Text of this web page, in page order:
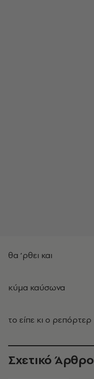
θα ’ρθει και
κύμα καύσωνα
το είπε κι ο ρεπόρτερ
Σχετικό Άρθρο